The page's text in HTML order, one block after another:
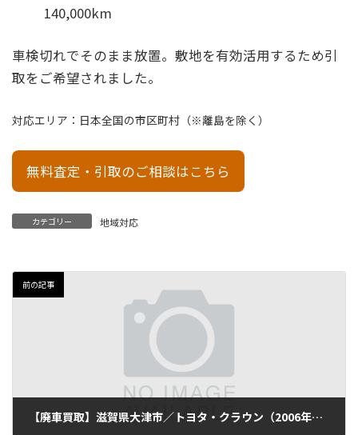
140,000km
車検切れでそのまま放置。敷地を有効活用するため引
取をご希望されました。
対応エリア：日本全国の市区町村（※離島を除く）
無料査定・引取のご相談はこちら
カテゴリー 地域対応
前の記事
【廃車買取】滋賀県大津市／トヨタ・クラウン（2006年式・走行160,000km）